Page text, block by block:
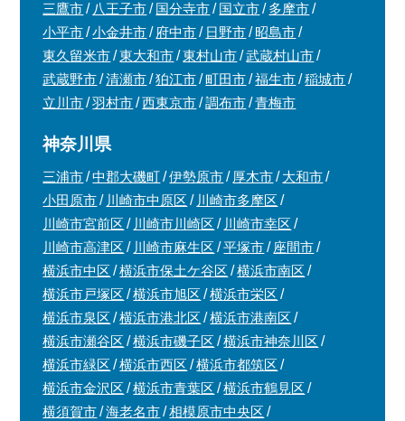
三鷹市 八王子市 国分寺市 国立市
多摩市
小平市
小金井市 府中市 日野市
昭島市
東久留米市
東大和市 東村山市
武蔵村山市
武蔵野市
清瀬市 狛江市 町田市 福生市
稲城市
立川市
羽村市 西東京市 調布市 青梅市
神奈川県
三浦市 中郡大磯町 伊勢原市 厚木市
大和市
小田原市
川崎市中原区
川崎市多摩区
川崎市宮前区
川崎市川崎区
川崎市幸区
川崎市高津区
川崎市麻生区 平塚市
座間市
横浜市中区
横浜市保土ケ谷区
横浜市南区
横浜市戸塚区
横浜市旭区
横浜市栄区
横浜市泉区
横浜市港北区
横浜市港南区
横浜市瀬谷区
横浜市磯子区
横浜市神奈川区
横浜市緑区
横浜市西区
横浜市都筑区
横浜市金沢区
横浜市青葉区
横浜市鶴見区
横須賀市
海老名市
相模原市中央区